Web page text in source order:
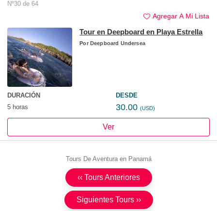
Nº30 de 64
Agregar A Mi Lista
Tour en Deepboard en Playa Estrella
PorDeepboard Undersea
DURACIÓN
5 horas
DESDE
30.00 (USD)
Ver
‹‹ Tours Anteriores
Tours De Aventura en Panamá
Siguientes Tours ››